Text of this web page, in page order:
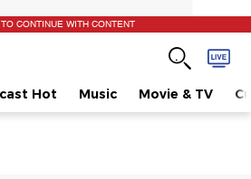
CONTINUE WITH CONTENT
Hot Music Movie & TV